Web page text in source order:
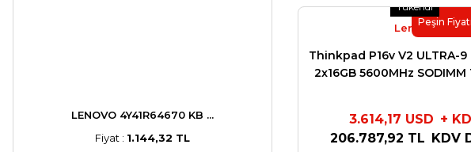
LENOVO 4Y41R64670 KB ...
Fiyat : 1.144,32 TL
Tükendi
Peşin
Lenovo
Thinkpad P16v V2 ULTRA-9
2x16GB 5600MHz SODIMM
3.614,17 USD +
206.787,92 TL KDV